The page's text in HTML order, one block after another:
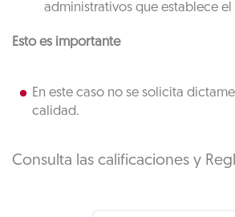
administrativos que establece el
Esto es importante
En este caso no se solicita
calidad.
Consulta las calificaciones y